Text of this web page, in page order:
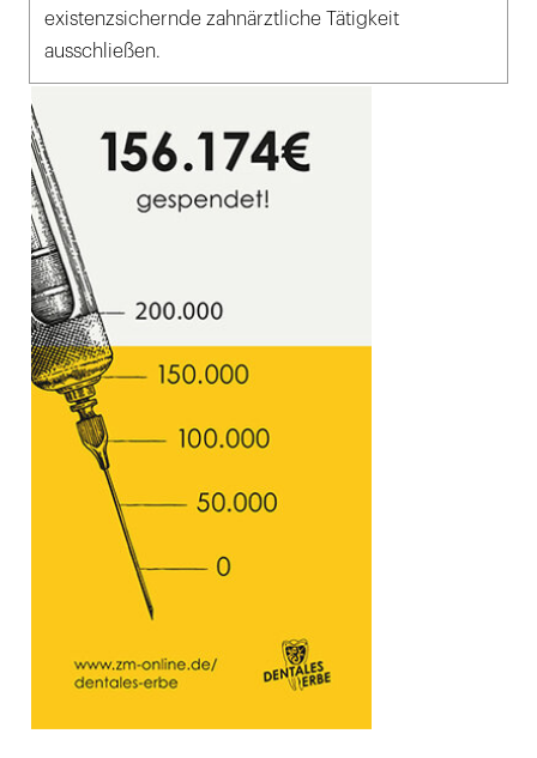
existenzsichernde zahnärztliche Tätigkeit
ausschließen.